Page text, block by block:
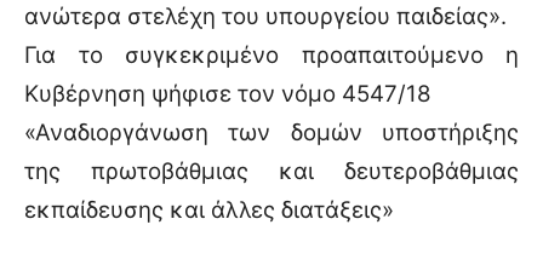
ανώτερα στελέχη του υπουργείου παιδείας».
Για το συγκεκριμένο προαπαιτούμενο η
Κυβέρνηση ψήφισε τον νόμο 4547/18
«Αναδιοργάνωση των δομών υποστήριξης
της πρωτοβάθμιας και δευτεροβάθμιας
εκπαίδευσης και άλλες διατάξεις»